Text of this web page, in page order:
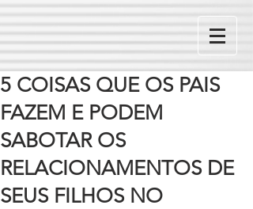
5 COISAS QUE OS PAIS
FAZEM E PODEM
SABOTAR OS
RELACIONAMENTOS DE
SEUS FILHOS NO